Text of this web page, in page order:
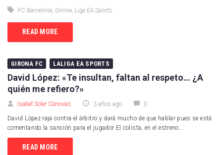
FC Barcelona Girona Liga EA Sports
READ MORE
GIRONA FC LALIGA EA SPORTS
David López: «Te insultan, faltan al respeto… ¿A
quién me refiero?»
Isabel Soler Cánovas 3 años ago 0
David López raja contra el árbitro y dará mucho de que hablar pues se está
comentando la sanción para el jugador El colista, en el estreno...
READ MORE